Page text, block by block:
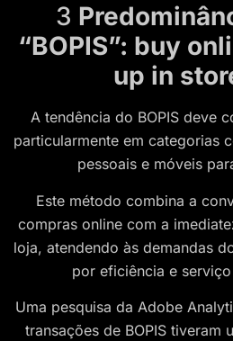
3
“BOPIS”: buy
up in
A tendência do BOPIS deve
particularmente em categorias
pessoais e móveis
Este método combina a
compras online com a
loja, atendendo às demandas
por eficiência e
Uma pesquisa da Adobe
transações de BOPIS tiveram